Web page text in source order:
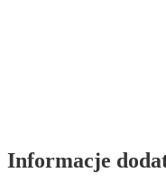
Informacje